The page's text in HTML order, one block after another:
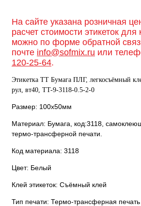
На сайте указана розничная
расчет стоимости этикеток для
можно по форме обратной
почте info@sofmix.ru или
120-25-64.
Этикетка ТТ Бумага ПЛГ, легкосъёмный
рул, вт40, TT-9-3118-0.5-2-0
Размер: 100х50мм
Материал: Бумага, код:3118,
термо-трансферной печати.
Код материала: 3118
Цвет: Белый
Клей этикеток: Съёмный клей
Тип печати: Термо-трансферная печать